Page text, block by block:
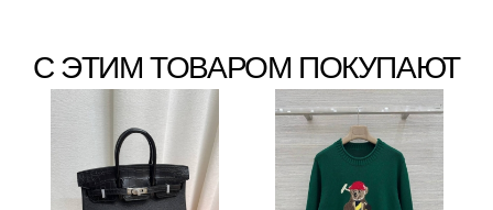
С ЭТИМ ТОВАРОМ ПОКУПАЮТ